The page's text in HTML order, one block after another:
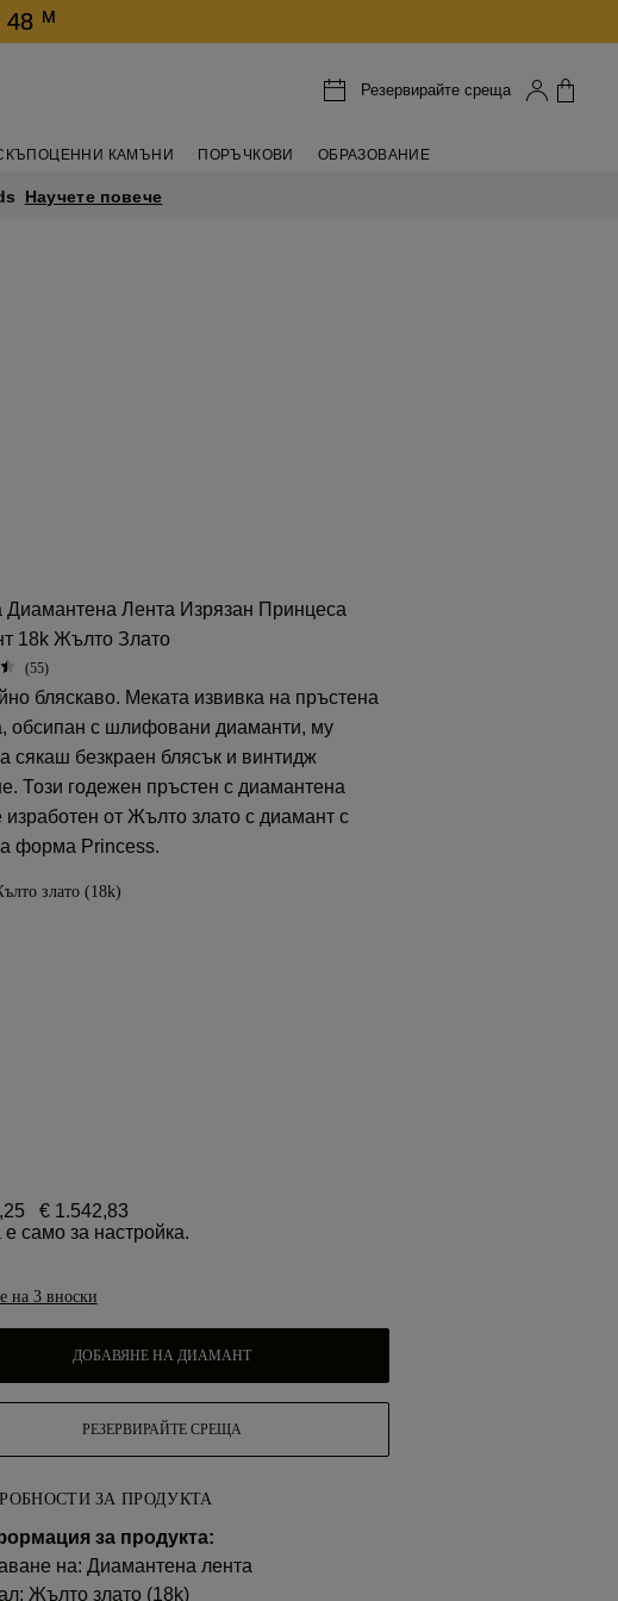
48 M
Резервирайте среща
КАМЪНИ ПОРЪЧКОВИ ОБРАЗОВАНИЕ
Научете повече
Диамантена Лента Изрязан Принцеса
18k Жълто Злато
(55)
бляскаво. Меката извивка на пръстена
обсипан с шлифовани диаманти, му
сякаш безкраен блясък и винтидж
Този годежен пръстен с диамантена
изработен от Жълто злато с диамант с
форма Princess.
злато (18k)
€ 1.542,83
е само за настройка.
на 3 вноски
ДОБАВЯНЕ НА ДИАМАНТ
РЕЗЕРВИРАЙТЕ СРЕЩА
ЗА ПРОДУКТА
за продукта:
на: Диамантена лента
Жълто злато (18k)